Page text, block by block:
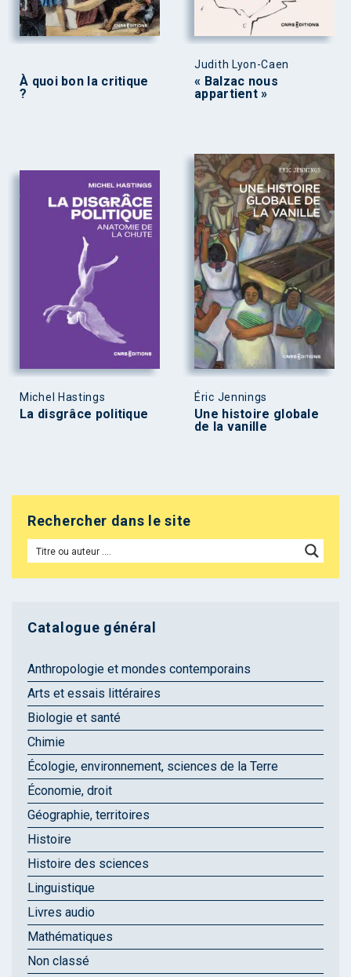
À quoi bon la critique
?
Judith Lyon-Caen
« Balzac nous
appartient »
Michel Hastings
La disgrâce politique
Éric Jennings
Une histoire globale
de la vanille
Rechercher dans le site
Catalogue général
Anthropologie et mondes contemporains
Arts et essais littéraires
Biologie et santé
Chimie
Écologie, environnement, sciences de la Terre
Économie, droit
Géographie, territoires
Histoire
Histoire des sciences
Linguistique
Livres audio
Mathématiques
Non classé